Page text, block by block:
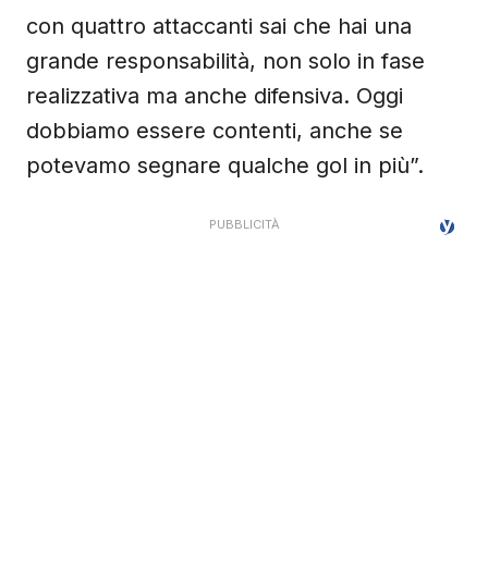
con quattro attaccanti sai che hai una
grande responsabilità, non solo in fase
realizzativa ma anche difensiva. Oggi
dobbiamo essere contenti, anche se
potevamo segnare qualche gol in più”.